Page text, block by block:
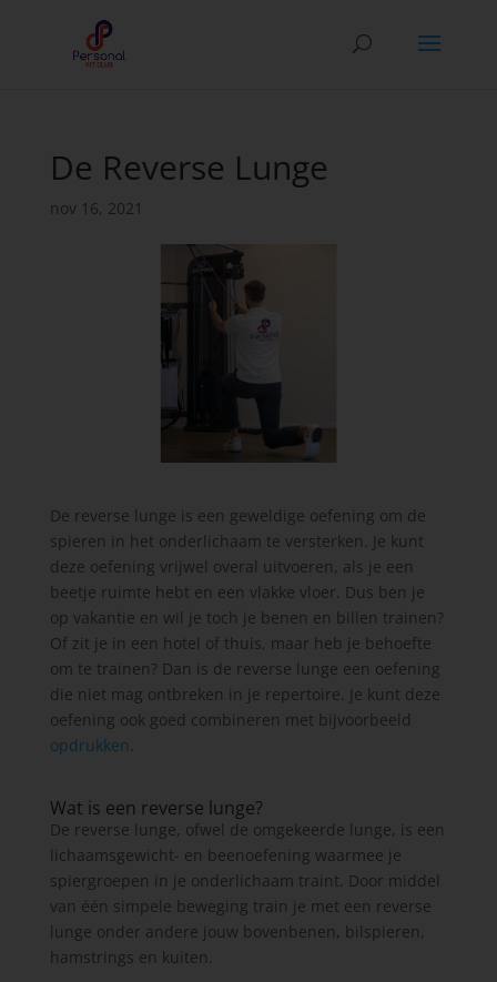
De Reverse Lunge
nov 16, 2021
De reverse lunge is een geweldige oefening om de
spieren in het onderlichaam te versterken. Je kunt
deze oefening vrijwel overal uitvoeren, als je een
beetje ruimte hebt en een vlakke vloer. Dus ben je
op vakantie en wil je toch je benen en billen trainen?
Of zit je in een hotel of thuis, maar heb je behoefte
om te trainen? Dan is de reverse lunge een oefening
die niet mag ontbreken in je repertoire. Je kunt deze
oefening ook goed combineren met bijvoorbeeld
opdrukken.
Wat is een reverse lunge?
De reverse lunge, ofwel de omgekeerde lunge, is een
lichaamsgewicht- en beenoefening waarmee je
spiergroepen in je onderlichaam traint. Door middel
van één simpele beweging train je met een reverse
lunge onder andere jouw bovenbenen, bilspieren,
hamstrings en kuiten.